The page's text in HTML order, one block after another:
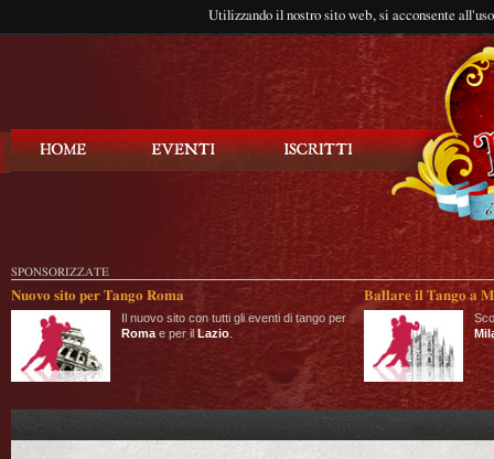
Utilizzando il nostro sito web, si acconsente
SPONSORIZZATE
Nuovo sito per Tango Roma
Il nuovo sito con tutti gli eventi di tango per
Roma e per il Lazio
Ballare il Tango a